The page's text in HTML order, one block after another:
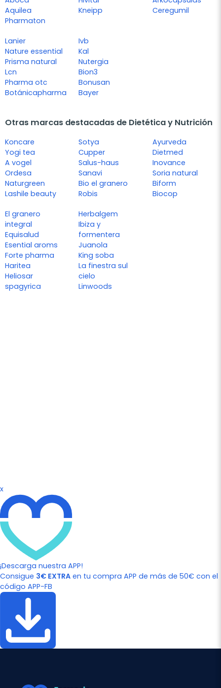
Aquilea
Pharmaton
Kneipp
Ceregumil
Lanier
Nature essential
Prisma natural
Lcn
Pharma otc
Botánicapharma
Ivb
Kal
Nutergia
Bion3
Bonusan
Bayer
Otras marcas destacadas de Dietética y Nutrición
Koncare
Yogi tea
A vogel
Ordesa
Naturgreen
Lashile beauty
Sotya
Cupper
Salus-haus
Sanavi
Bio el granero
Robis
Ayurveda
Dietmed
Inovance
Soria natural
Biform
Biocop
El granero
integral
Equisalud
Esential aroms
Forte pharma
Haritea
Heliosar
spagyrica
Herbalgem
Ibiza y
formentera
Juanola
King soba
La finestra sul
cielo
Linwoods
x
¡Descarga nuestra APP!
Consigue 3€ EXTRA en tu compra APP de más de 50€ con el
código APP-FB